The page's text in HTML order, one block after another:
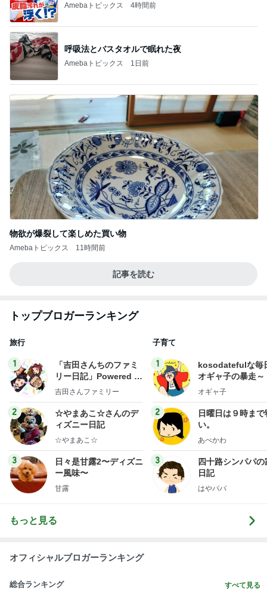
Amebaトピックス 4時間前
呼吸法とバスタオルで眠れた夜
Amebaトピックス 1日前
物欲が爆裂して楽しめた買い物
Amebaトピックス 11時間前
記事を読む
トップブロガーランキング
旅行
1
「吉田さんちのファミ
リー日記」Powered b
y Ameba 吉田さんファ
ログ
吉田さんファミリー
2
☆やまあこ☆さんのデ
ィズニー日記
☆やまあこ☆
3
日々是甘露2〜ディズニ
ー風味〜
甘露
子育て
1
kosodatefulな毎
オギャ子の暴走～
オギャ子
2
日曜日は９時まで
い。
あべかわ
3
四十路シンパパの
日記
はやパパ
もっと見る
オフィシャルブロガーランキング
総合ランキング すべて見る